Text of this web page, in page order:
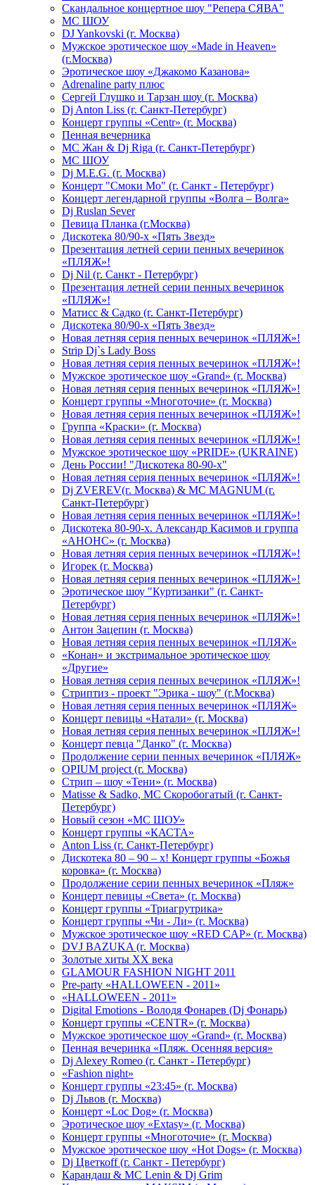
Скандальное концертное шоу "Репера СЯВА"
МС ШОУ
DJ Yankovski (г. Москва)
Мужское эротическое шоу «Made in Heaven»
(г.Москва)
Эротическое шоу «Джакомо Казанова»
Adrenaline party плюс
Сергей Глушко и Тарзан шоу (г. Москва)
Dj Anton Liss (г. Санкт-Петербург)
Концерт группы «Centr» (г. Москва)
Пенная вечерника
МС Жан & Dj Riga (г. Санкт-Петербург)
МС ШОУ
Dj M.E.G. (г. Москва)
Концерт "Смоки Мо" (г. Санкт - Петербург)
Концерт легендарной группы «Волга – Волга»
Dj Ruslan Sever
Певица Планка (г.Москва)
Дискотека 80/90-х «Пять Звезд»
Презентация летней серии пенных вечеринок
«ПЛЯЖ»!
Dj Nil (г. Санкт - Петербург)
Презентация летней серии пенных вечеринок
«ПЛЯЖ»!
Матисс & Садко (г. Санкт-Петербург)
Дискотека 80/90-х «Пять Звезд»
Новая летняя серия пенных вечеринок «ПЛЯЖ»!
Strip Dj`s Lady Boss
Новая летняя серия пенных вечеринок «ПЛЯЖ»!
Мужское эротическое шоу «Grand» (г. Москва)
Новая летняя серия пенных вечеринок «ПЛЯЖ»!
Концерт группы «Многоточие» (г. Москва)
Новая летняя серия пенных вечеринок «ПЛЯЖ»!
Группа «Краски» (г. Москва)
Новая летняя серия пенных вечеринок «ПЛЯЖ»!
Мужское эротическое шоу «PRIDE» (UKRAINE)
День России! "Дискотека 80-90-х"
Новая летняя серия пенных вечеринок «ПЛЯЖ»!
Dj ZVEREV(г. Москва) & MC MAGNUM (г.
Санкт-Петербург)
Новая летняя серия пенных вечеринок «ПЛЯЖ»!
Дискотека 80-90-х. Александр Касимов и группа
«АНОНС» (г. Москва)
Новая летняя серия пенных вечеринок «ПЛЯЖ»!
Игорек (г. Москва)
Новая летняя серия пенных вечеринок «ПЛЯЖ»!
Эротическое шоу "Куртизанки" (г. Санкт-
Петербург)
Новая летняя серия пенных вечеринок «ПЛЯЖ»!
Антон Зацепин (г. Москва)
Новая летняя серия пенных вечеринок «ПЛЯЖ»
«Конан» и экстримальное эротическое шоу
«Другие»
Новая летняя серия пенных вечеринок «ПЛЯЖ»!
Стриптиз - проект "Эрика - шоу" (г.Москва)
Новая летняя серия пенных вечеринок «ПЛЯЖ»
Концерт певицы «Натали» (г. Москва)
Новая летняя серия пенных вечеринок «ПЛЯЖ»!
Концерт певца "Данко" (г. Москва)
Продолжение серии пенных вечеринок «ПЛЯЖ»
OPIUM project (г. Москва)
Стрип – шоу «Тени» (г. Москва)
Matissе & Sadko, MC Скоробогатый (г. Санкт-
Петербург)
Новый сезон «МС ШОУ»
Концерт группы «КАСТА»
Anton Liss (г. Санкт-Петербург)
Дискотека 80 – 90 – х! Концерт группы «Божья
коровка» (г. Москва)
Продолжение серии пенных вечеринок «Пляж»
Концерт певицы «Света» (г. Москва)
Концерт группы «Триагрутрика»
Концерт группы «Чи - Ли» (г. Москва)
Мужское эротическое шоу «RED CAP» (г. Москва)
DVJ BAZUKA (г. Москва)
Золотые хиты XX века
GLAMOUR FASHION NIGHT 2011
Pre-party «HALLOWEEN - 2011»
«HALLOWEEN - 2011»
Digital Emotions - Володя Фонарев (Dj Фонарь)
Концерт группы «CENTR» (г. Москва)
Мужское эротическое шоу «Grand» (г. Москва)
Пенная вечеринка «Пляж. Осенняя версия»
Dj Alexey Romeo (г. Санкт - Петербург)
«Fashion night»
Концерт группы «23:45» (г. Москва)
Dj Львов (г. Москва)
Концерт «Loc Dog» (г. Москва)
Эротическое шоу «Extasy» (г. Москва)
Концерт группы «Многоточие» (г. Москва)
Мужское эротическое шоу «Hot Dogs» (г. Москва)
Dj Цветкоff (г. Санкт - Петербург)
Карандаш & МС Lenin & Dj Grim